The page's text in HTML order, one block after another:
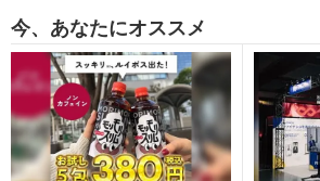
今、あなたにオススメ